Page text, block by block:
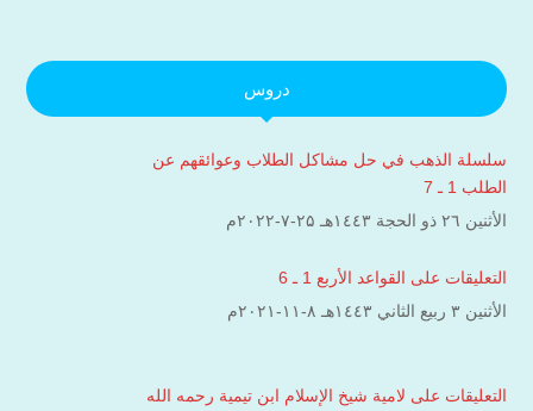
دروس
سلسلة الذهب في حل مشاكل الطلاب وعوائقهم عن
الطلب 1 ـ 7
الأثنين ۲٦ ذو الحجة ۱٤٤۳هـ ۲۵-۷-۲۰۲۲م
التعليقات على القواعد الأربع 1 ـ 6
الأثنين ۳ ربيع الثاني ۱٤٤۳هـ ۸-۱۱-۲۰۲۱م
التعليقات على لامية شيخ الإسلام ابن تيمية رحمه الله